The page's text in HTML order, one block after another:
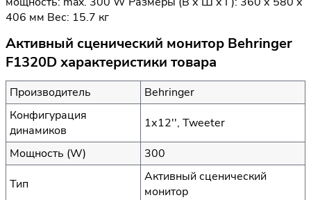
406 мм Вес: 15.7 кг
Активный сценический монитор Behringer
F1320D характеристики товара
Производитель
Behringer
Конфигурация
динамиков
1х12'', Tweeter
Мощность (W)
300
Тип
Активный сценический
монитор